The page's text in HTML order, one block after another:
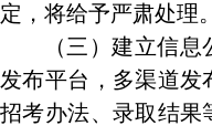
定，将给予严肃处理。
（三）建立信
发布平台，多渠道发
招考办法、录取结果